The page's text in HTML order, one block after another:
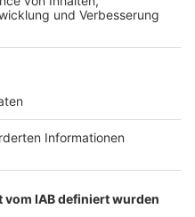
Videoinhalte
Service kann
Aktivitäten
Sie die
Sie der
zu, um dieses